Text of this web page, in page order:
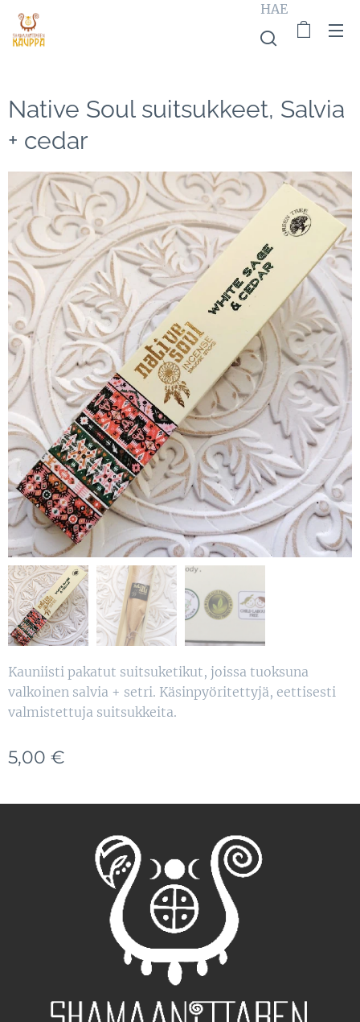
HAE
Native Soul suitsukkeet, Salvia
+ cedar
Kauniisti pakatut suitsuketikut, joissa tuoksuna
valkoinen salvia + setri. Käsinpyöritettyjä, eettisesti
valmistettuja suitsukkeita.
5,00 €